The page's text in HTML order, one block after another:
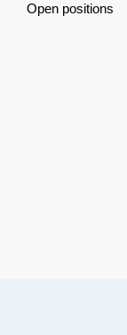
Open positions